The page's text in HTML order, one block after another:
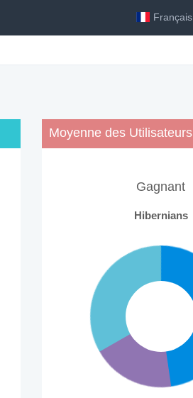
Français
Moyenne des Utilisateurs
Gagnant
Hibernians